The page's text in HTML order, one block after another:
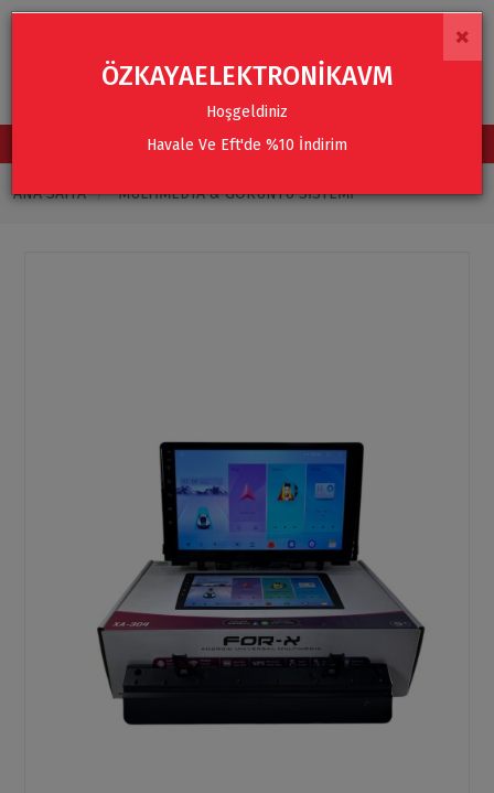
TÜM KATEGORİLER
ANA SAYFA MULTIMEDYA & GÖRÜNTÜ SISTEMI
×
ÖZKAYAELEKTRONİKAVM
Hoşgeldiniz
Havale Ve Eft'de %10 İndirim